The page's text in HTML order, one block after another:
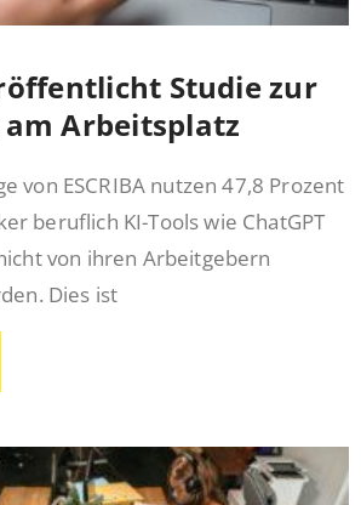
Studie zur
Arbeitsplatz
von ESCRIBA nutzen 47,8 Prozent
beruflich KI-Tools wie ChatGPT
von ihren Arbeitgebern
Dies ist